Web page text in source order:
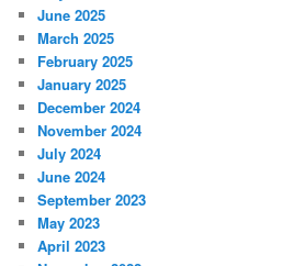
June 2025
March 2025
February 2025
January 2025
December 2024
November 2024
July 2024
June 2024
September 2023
May 2023
April 2023